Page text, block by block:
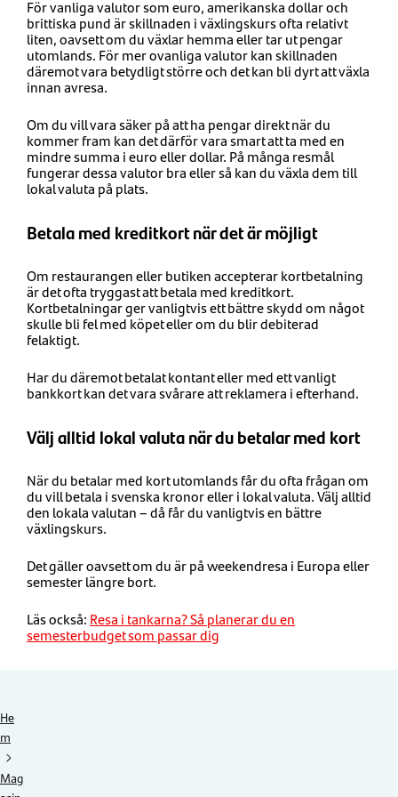
För vanliga valutor som euro, amerikanska dollar och
brittiska pund är skillnaden i växlingskurs ofta relativt
liten, oavsett om du växlar hemma eller tar ut pengar
utomlands. För mer ovanliga valutor kan skillnaden
däremot vara betydligt större och det kan bli dyrt att växla
innan avresa.
Om du vill vara säker på att ha pengar direkt när du
kommer fram kan det därför vara smart att ta med en
mindre summa i euro eller dollar. På många resmål
fungerar dessa valutor bra eller så kan du växla dem till
lokal valuta på plats.
Betala med kreditkort när det är möjligt
Om restaurangen eller butiken accepterar kortbetalning
är det ofta tryggast att betala med kreditkort.
Kortbetalningar ger vanligtvis ett bättre skydd om något
skulle bli fel med köpet eller om du blir debiterad
felaktigt.
Har du däremot betalat kontant eller med ett vanligt
bankkort kan det vara svårare att reklamera i efterhand.
Välj alltid lokal valuta när du betalar med kort
När du betalar med kort utomlands får du ofta frågan om
du vill betala i svenska kronor eller i lokal valuta. Välj alltid
den lokala valutan – då får du vanligtvis en bättre
växlingskurs.
Det gäller oavsett om du är på weekendresa i Europa eller
semester längre bort.
Läs också: Resa i tankarna? Så planerar du en
semesterbudget som passar dig
He
m
Mag